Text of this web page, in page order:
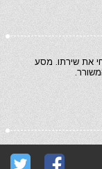
את שירתו. מסע